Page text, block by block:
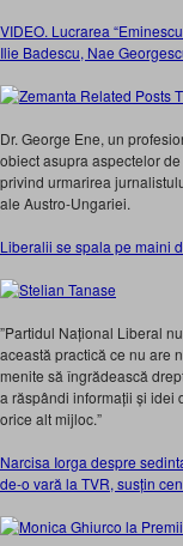
VIDEO. Lucrarea
Ilie Badescu, Nae
Dr. George Ene, un
obiect asupra aspectelor
privind urmarirea
ale Austro-Ungariei.
Liberalii se spala pe maini
”Partidul Național Liberal
această practică ce nu are
menite să îngrădească
a răspândi informații și idei
orice alt mijloc.”
Narcisa Iorga despre
de-o vară la TVR, susțin